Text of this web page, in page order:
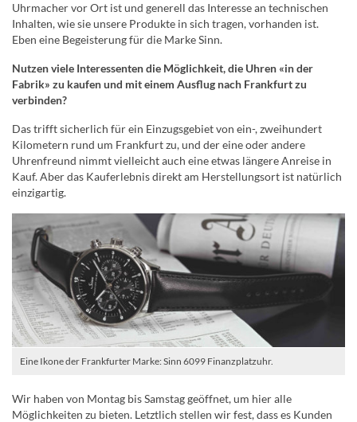
Uhrmacher vor Ort ist und generell das Interesse an technischen
Inhalten, wie sie unsere Produkte in sich tragen, vorhanden ist.
Eben eine Begeisterung für die Marke Sinn.
Nutzen viele Interessenten die Möglichkeit, die Uhren «in der
Fabrik» zu kaufen und mit einem Ausflug nach Frankfurt zu
verbinden?
Das trifft sicherlich für ein Einzugsgebiet von ein-, zweihundert
Kilometern rund um Frankfurt zu, und der eine oder andere
Uhrenfreund nimmt vielleicht auch eine etwas längere Anreise in
Kauf. Aber das Kauferlebnis direkt am Herstellungsort ist natürlich
einzigartig.
Eine Ikone der Frankfurter Marke: Sinn 6099 Finanzplatzuhr.
Wir haben von Montag bis Samstag geöffnet, um hier alle
Möglichkeiten zu bieten. Letztlich stellen wir fest, dass es Kunden